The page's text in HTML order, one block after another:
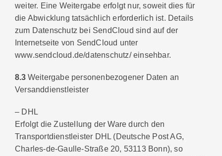
weiter. Eine Weitergabe erfolgt nur, soweit dies für
die Abwicklung tatsächlich erforderlich ist. Details
zum Datenschutz bei SendCloud sind auf der
Internetseite von SendCloud unter
www.sendcloud.de/datenschutz/ einsehbar.
8.3 Weitergabe personenbezogener Daten an
Versanddienstleister
– DHL
Erfolgt die Zustellung der Ware durch den
Transportdienstleister DHL (Deutsche Post AG,
Charles-de-Gaulle-Straße 20, 53113 Bonn), so